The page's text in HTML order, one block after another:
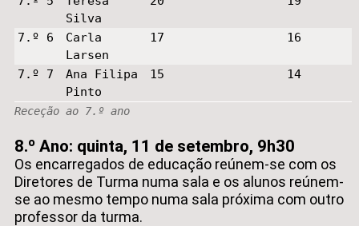
Receção ao 7.º ano
Silva
7.º 6
Carla
Larsen
17 16
7.º 7
Ana Filipa
Pinto
15 14
8.º Ano: quinta, 11 de setembro, 9h30
Os encarregados de educação reúnem-se com os
Diretores de Turma numa sala e os alunos reúnem-
se ao mesmo tempo numa sala próxima com outro
professor da turma.